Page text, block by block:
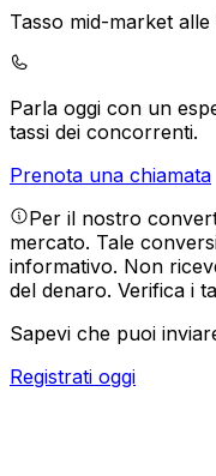
Tasso mid-market alle
Parla oggi con un
tassi dei concorrenti.
Prenota una chiamata
Per il nostro
mercato. Tale
informativo. Non
del denaro. Verifica i
Sapevi che puoi
Registrati oggi